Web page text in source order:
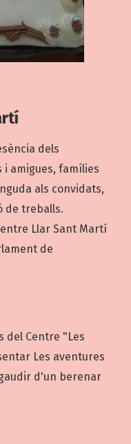
dels
amigues, famílies
als convidats,
de treballs.
Llar Sant Martí
de
del Centre "Les
Les aventures
d'un berenar